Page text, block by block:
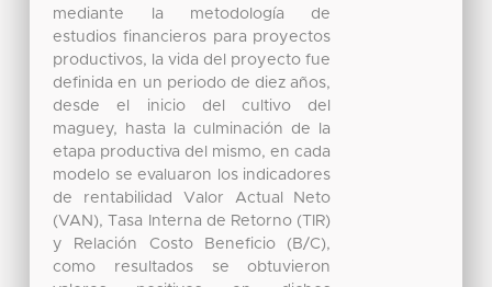
mediante la metodología de
estudios financieros para proyectos
productivos, la vida del proyecto fue
definida en un periodo de diez años,
desde el inicio del cultivo del
maguey, hasta la culminación de la
etapa productiva del mismo, en cada
modelo se evaluaron los indicadores
de rentabilidad Valor Actual Neto
(VAN), Tasa Interna de Retorno (TIR)
y Relación Costo Beneficio (B/C),
como resultados se obtuvieron